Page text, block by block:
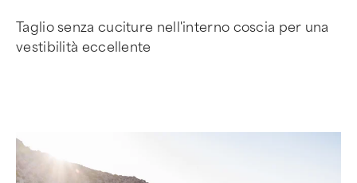
Taglio senza cuciture nell'interno coscia per una
vestibilità eccellente